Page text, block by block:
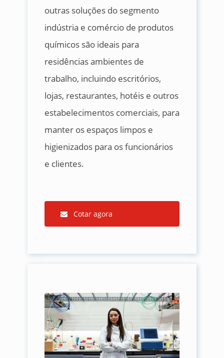
outras soluções do segmento
indústria e comércio de produtos
químicos são ideais para
residências ambientes de
trabalho, incluindo escritórios,
lojas, restaurantes, hotéis e outros
estabelecimentos comerciais, para
manter os espaços limpos e
higienizados para os funcionários
e clientes.
Cotar agora